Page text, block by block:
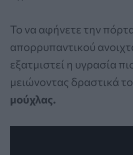
Το να αφήνετε την
απορρυπαντικού
εξατμιστεί η υγρασία
μειώνοντας δραστικά
μούχλας.